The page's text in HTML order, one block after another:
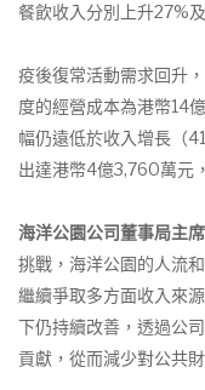
餐飲收入分別上升27%
疫後復常活動需求回升
度的經營成本為港幣14
幅仍遠低於收入增長（
出達港幣4億3,760萬元
海洋公園公司董事局主
挑戰，海洋公園的人流
繼續爭取多方面收入來
下仍持續改善，透過公
貢獻，從而減少對公共財